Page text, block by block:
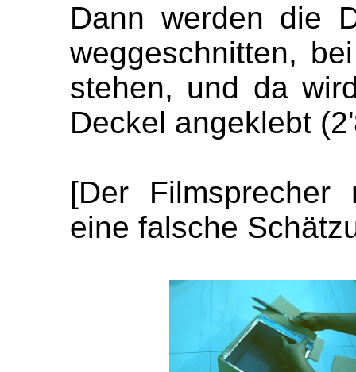
Dann werden die
weggeschnitten,
stehen, und da
Deckel angeklebt
[Der
eine falsche